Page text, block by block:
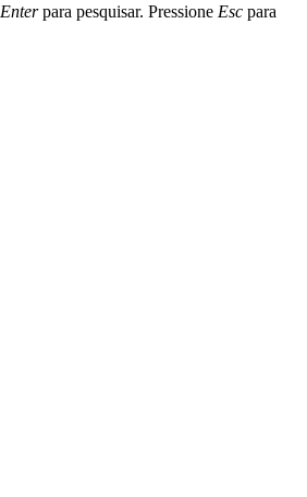
Enterpara pesquisar. Pressione Esc para